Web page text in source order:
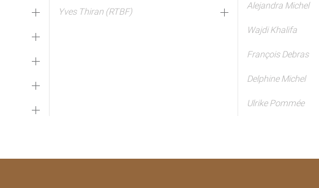
Yves Thiran (RTBF)
Alejandra Michel
Wajdi Khalifa
François Debras
Delphine Michel
Ulrike Pommée